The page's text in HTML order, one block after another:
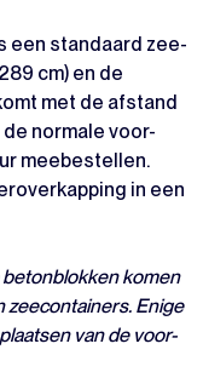
een standaard zee-
cm) en de
met de afstand
normale voor-
meebestellen.
in een
komen
zeecontainers. Enige
van de voor-